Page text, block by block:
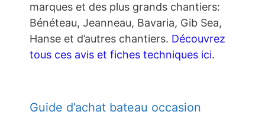
marques et des plus grands chantiers:
Bénéteau, Jeanneau, Bavaria, Gib Sea,
Hanse et d’autres chantiers. Découvrez
tous ces avis et fiches techniques ici.
Guide d’achat bateau occasion